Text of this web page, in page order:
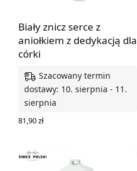
Biały znicz serce z
aniołkiem z dedykacją dla
córki
Szacowany termin
dostawy: 10. sierpnia - 11.
sierpnia
81,90zł